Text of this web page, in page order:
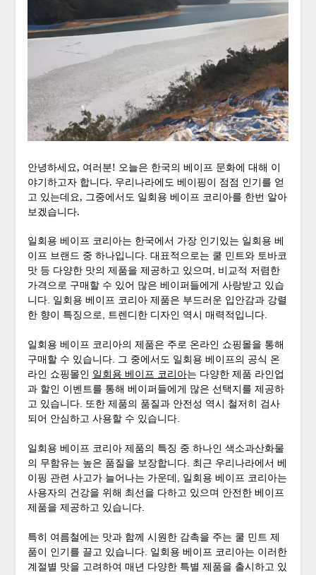
안녕하세요, 여러분! 오늘은 한국의 베이프 문화에 대해 이
야기하고자 합니다. 우리나라에도 베이핑이 점점 인기를 얻
고 있는데요, 그중에서도 일회용 베이프 코리아를 한번 알아
보겠습니다.
일회용 베이프 코리아는 한국에서 가장 인기있는 일회용 베
이프 브랜드 중 하나입니다. 대표적으로는 쿨 민트와 토바코
맛 등 다양한 맛의 제품을 제공하고 있으며, 비교적 저렴한
가격으로 구매할 수 있어 많은 베이퍼들에게 사랑받고 있습
니다. 일회용 베이프 코리아 제품은 부드러운 입안감과 강렬
한 향이 특징으로, 트렌디한 디자인 역시 매력적입니다.
일회용 베이프 코리아의 제품은 주로 온라인 쇼핑몰을 통해
구매할 수 있습니다. 그 중에서도 일회용 베이프의 공식 온
라인 쇼핑몰인 일회용 베이프 코리아는 다양한 제품 라인업
과 할인 이벤트를 통해 베이퍼들에게 많은 선택지를 제공하
고 있습니다. 또한 제품의 품질과 안전성 역시 철저히 검사
되어 안심하고 사용할 수 있습니다.
일회용 베이프 코리아 제품의 특징 중 하나인 색소과산화물
의 무함유는 높은 품질을 보장합니다. 최근 우리나라에서 베
이핑 관련 사고가 늘어나는 가운데, 일회용 베이프 코리아는
사용자의 건강을 위해 최선을 다하고 있으며 안전한 베이프
제품을 제공하고 있습니다.
특히 여름철에는 맛과 함께 시원한 감촉을 주는 쿨 민트 제
품이 인기를 끌고 있습니다. 일회용 베이프 코리아는 이러한
계절별 맛을 고려하여 매년 다양한 특별 제품을 출시하고 있